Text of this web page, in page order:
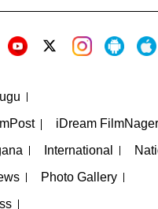
iDream FilmNager
International
Photo Gallery